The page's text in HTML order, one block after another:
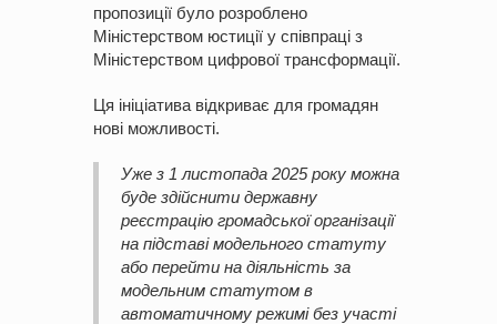
пропозиції було розроблено
Міністерством юстиції у співпраці з
Міністерством цифрової трансформації.
Ця ініціатива відкриває для громадян
нові можливості.
Уже з 1 листопада 2025 року можна
буде здійснити державну
реєстрацію громадської організації
на підставі модельного статуту
або перейти на діяльність за
модельним статутом в
автоматичному режимі без участі